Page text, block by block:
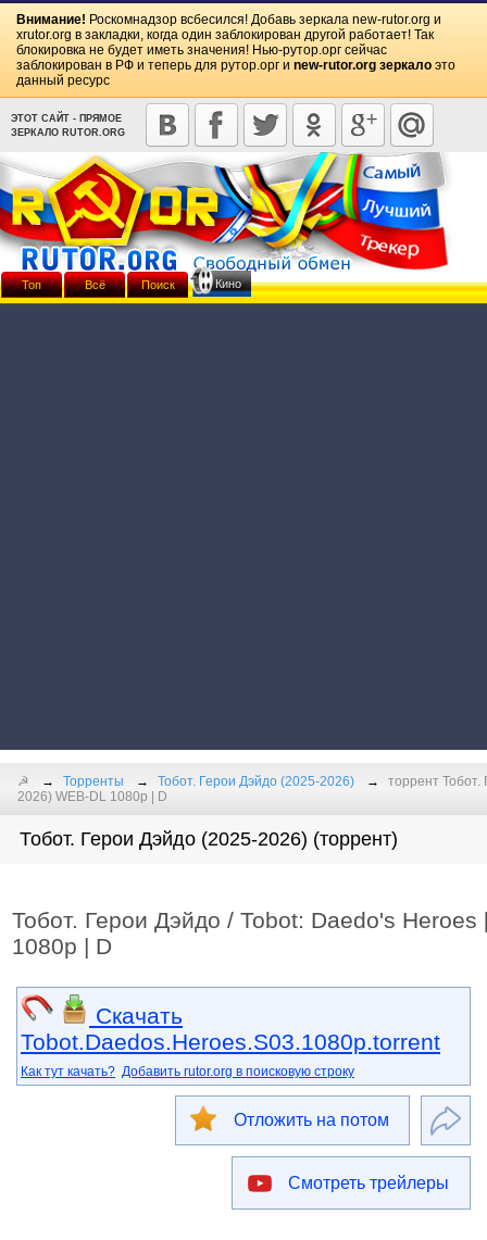
Внимание! Роскомнадзор всбесился! Добавь зеркала new-rutor.org и
xrutor.org в закладки, когда один заблокирован другой работает! Так
блокировка не будет иметь значения! Нью-рутор.орг сейчас
заблокирован в РФ и теперь для рутор.орг и new-rutor.org зеркало это
данный ресурс
ЭТОТ САЙТ - ПРЯМОЕ
ЗЕРКАЛО RUTOR.ORG
☭ Торренты Тобот. Герои Дэйдо (2025-2026)
торрент Тобот.
2026) WEB-DL 1080p | D
Тобот. Герои Дэйдо (2025-2026) (торрент)
Тобот. Герои Дэйдо / Tobot: Daedo's
1080p | D
Скачать
Tobot.Daedos.Heroes.S03.1080p.torrent
Как тут качать? Добавить rutor.org в поисковую строку
Отложить на потом
Смотреть трейлеры